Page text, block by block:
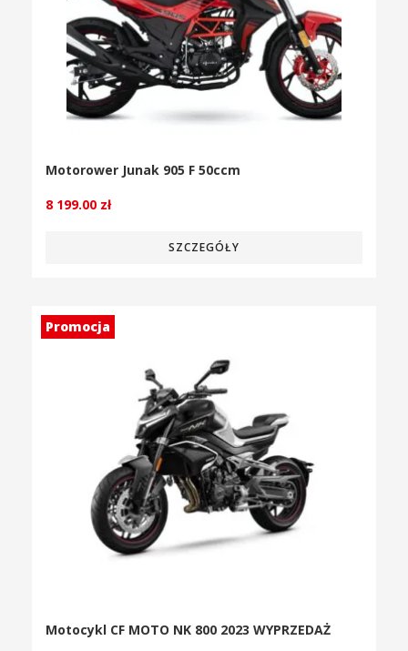
Motorower Junak 905 F 50ccm
8 199.00 zł
SZCZEGÓŁY
Promocja
Motocykl CF MOTO NK 800 2023 WYPRZEDAŻ